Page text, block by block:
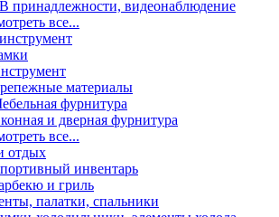
принадлежности, видеонаблюдение
все...
материалы
фурнитура
и дверная фурнитура
все...
отдых
инвентарь
и гриль
палатки, спальники